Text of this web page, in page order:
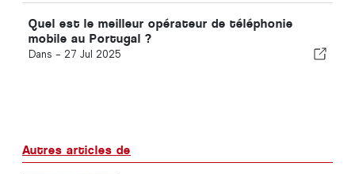
Quel est le meilleur opérateur de téléphonie
mobile au Portugal ?
Dans - 27 Jul 2025
Autres articles de